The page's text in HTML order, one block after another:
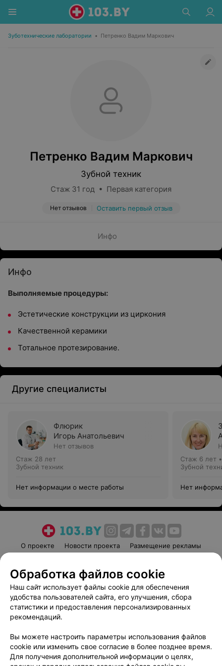
Зуботехнические лаборатории • Петренко Вадим Маркович
Петренко Вадим Маркович
Зубной техник
Стаж 31 год • Первая категория
Нет отзывов Оставить первый отзыв
Инфо
Инфо
Выполняемые процедуры:
Эстетические конструкции из циркония
Качественной керамики
Тотальное протезирование.
Другие специалисты
Флюрик
Игорь Анатольевич
Нет отзывов
Стаж 28 лет
Зубной техник
Нет информации о месте работы
Стаж 6 лет
Зубной
Нет
О проекте Новости проекта
Размещение рекламы
Пользовательское соглашение
Способы оплаты
Вакансии
Партнеры
Написать руководителю 103.by
Обработка персональных данных
Обработка файлов cookie
Наш сайт использует файлы cookie для обеспечения
удобства пользователей сайта, его улучшения, сбора
статистики и предоставления персонализированных
рекомендаций.
Вы можете настроить параметры использования файлов
cookie или изменить свое согласие в более позднее время.
Для получения дополнительной информации о целях,